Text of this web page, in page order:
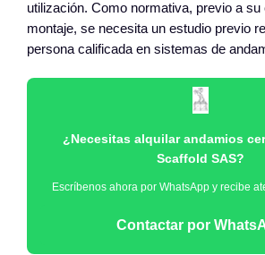
utilización. Como normativa, previo a su
montaje, se necesita un estudio previo
persona calificada en sistemas de
¿Necesitas alquilar andamios
Scaffold SAS?
Escríbenos ahora por WhatsApp y recibe
Contactar por